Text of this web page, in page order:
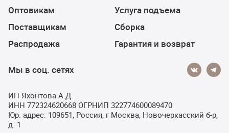
Оптовикам
Поставщикам
Распродажа
Услуга подъема
Сборка
Гарантия и возврат
Мы в соц. сетях
ИП Яхонтова А.Д.
ИНН 772324620668 ОГРНИП 322774600089470
Юр. адрес: 109651, Россия, г Москва, Новочеркасский б-р,
д. 1